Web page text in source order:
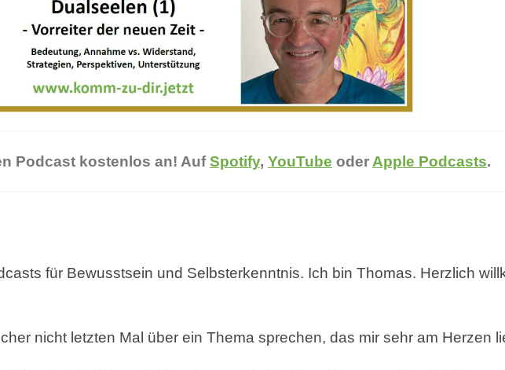
Podcast kostenlos an! AufSpotify, YouTube oderApple Podcasts.
für Bewusstsein und Selbsterkenntnis. Ich bin Thomas. Herzlich
nicht letzten Mal über ein Thema sprechen, das mir sehr am Herzen